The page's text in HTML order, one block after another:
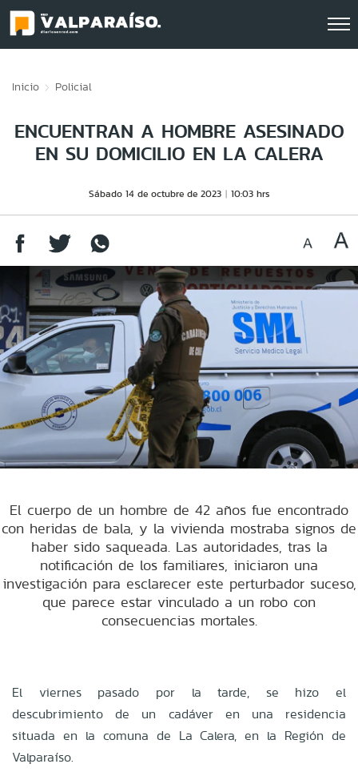
Inicio Policial
ENCUENTRAN A HOMBRE ASESINADO
EN SU DOMICILIO EN LA CALERA
Sábado 14 de octubre de 2023 10:03 hrs
El cuerpo de un hombre de 42 años fue encontrado
con heridas de bala, y la vivienda mostraba signos de
haber sido saqueada. Las autoridades, tras la
notificación de los familiares, iniciaron una
investigación para esclarecer este perturbador suceso,
que parece estar vinculado a un robo con
consecuencias mortales.
El viernes pasado por la tarde, se hizo el
descubrimiento de un cadáver en una residencia
situada en la comuna de La Calera, en la Región de
Valparaíso.